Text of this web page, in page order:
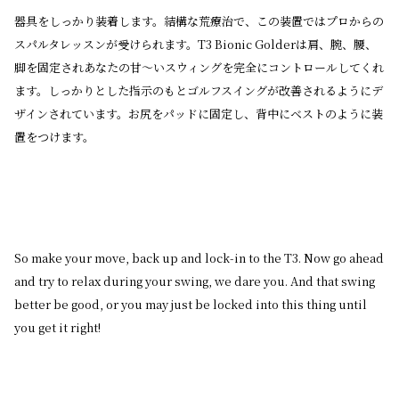
器具をしっかり装着します。結構な荒療治で、この装置ではプロからの
スパルタレッスンが受けられます。T3 Bionic Golderは肩、腕、腰、
脚を固定されあなたの甘〜いスウィングを完全にコントロールしてくれ
ます。しっかりとした指示のもとゴルフスイングが改善されるようにデ
ザインされています。お尻をパッドに固定し、背中にベストのように装
置をつけます。
So make your move, back up and lock-in to the T3. Now go ahead
and try to relax during your swing, we dare you. And that swing
better be good, or you may just be locked into this thing until
you get it right!